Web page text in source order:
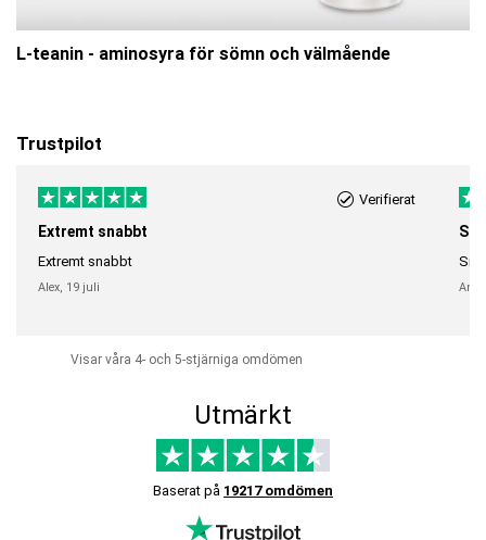
L-teanin - aminosyra för sömn och välmående
Trustpilot
Verifierat
Extremt snabbt
Extremt snabbt
Alex, 19 juli
Visar våra 4- och 5-stjärniga omdömen
Utmärkt
Baserat på 19217 omdömen